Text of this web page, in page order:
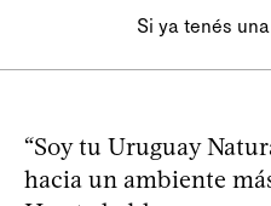
Si ya tenés
“Soy tu Uruguay
hacia un ambiente